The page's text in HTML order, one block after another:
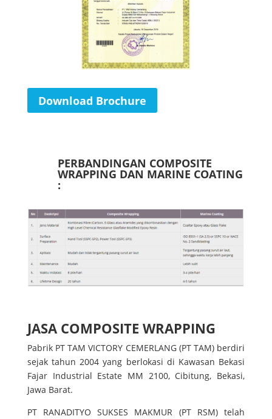
Download Brochure
PERBANDINGAN COMPOSITE
WRAPPING DAN MARINE COATING
:
JASA COMPOSITE WRAPPING
Pabrik PT TAM VICTORY CEMERLANG (PT TAM) berdiri
sejak tahun 2004 yang berlokasi di Kawasan Bekasi
Fajar Industrial Estate MM 2100, Cibitung, Bekasi,
Jawa Barat.
PT RANADITYO SUKSES MAKMUR (PT RSM) telah